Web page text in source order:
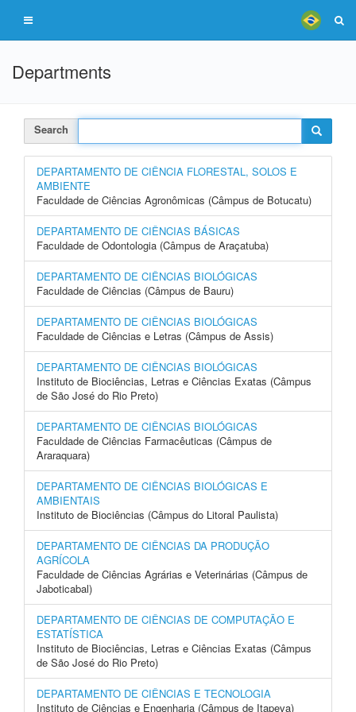
Departments
Search
DEPARTAMENTO DE CIÊNCIA FLORESTAL, SOLOS E
AMBIENTE
Faculdade de Ciências Agronômicas (Câmpus de Botucatu)
DEPARTAMENTO DE CIÊNCIAS BÁSICAS
Faculdade de Odontologia (Câmpus de Araçatuba)
DEPARTAMENTO DE CIÊNCIAS BIOLÓGICAS
Faculdade de Ciências (Câmpus de Bauru)
DEPARTAMENTO DE CIÊNCIAS BIOLÓGICAS
Faculdade de Ciências e Letras (Câmpus de Assis)
DEPARTAMENTO DE CIÊNCIAS BIOLÓGICAS
Instituto de Biociências, Letras e Ciências Exatas (Câmpus
de São José do Rio Preto)
DEPARTAMENTO DE CIÊNCIAS BIOLÓGICAS
Faculdade de Ciências Farmacêuticas (Câmpus de
Araraquara)
DEPARTAMENTO DE CIÊNCIAS BIOLÓGICAS E
AMBIENTAIS
Instituto de Biociências (Câmpus do Litoral Paulista)
DEPARTAMENTO DE CIÊNCIAS DA PRODUÇÃO
AGRÍCOLA
Faculdade de Ciências Agrárias e Veterinárias (Câmpus de
Jaboticabal)
DEPARTAMENTO DE CIÊNCIAS DE COMPUTAÇÃO E
ESTATÍSTICA
Instituto de Biociências, Letras e Ciências Exatas (Câmpus
de São José do Rio Preto)
DEPARTAMENTO DE CIÊNCIAS E TECNOLOGIA
Instituto de Ciências e Engenharia (Câmpus de Itapeva)